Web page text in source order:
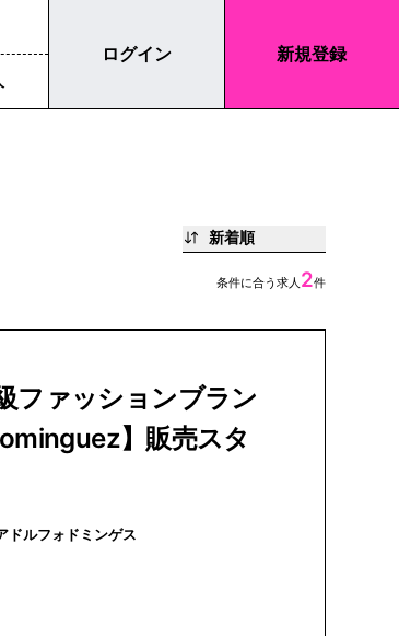
ログイン 新規登録
新着順
条件に合う求人 2件
ファッションブラン
】販売スタ
Dominguez | アドルフォドミンゲス